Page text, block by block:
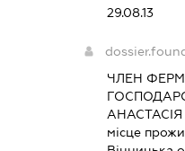
29.08.13
ЧЛЕН
місце